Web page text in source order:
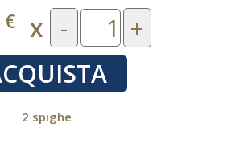
€ x -
+
2 spighe